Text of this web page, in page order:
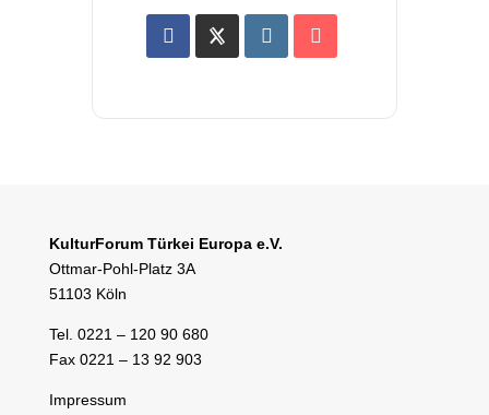
KulturForum Türkei Europa e.V.
Ottmar-Pohl-Platz 3A
51103 Köln
Tel. 0221 – 120 90 680
Fax 0221 – 13 92 903
Impressum